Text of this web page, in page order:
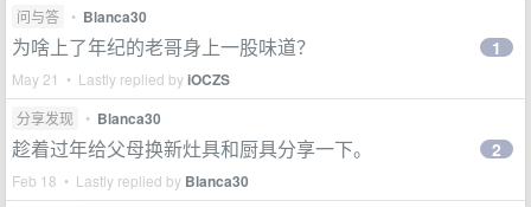
问与答 • Blanca30
为啥上了年纪的老哥身上一股味道？
May 21 • Lastly replied byiOCZS
1
分享发现 • Blanca30
趁着过年给父母换新灶具和厨具分享一下。
Feb 18 • Lastly replied by Blanca30
2